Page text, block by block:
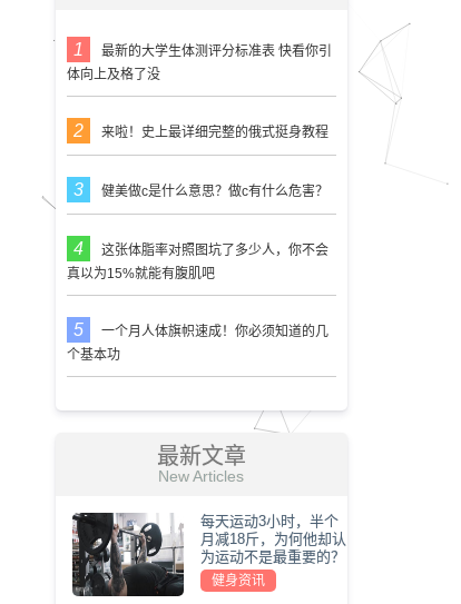
最新的大学生体测评分标准表 快看你引
体向上及格了没
来啦！史上最详细完整的俄式挺身教程
健美做c是什么意思？做c有什么危害？
这张体脂率对照图坑了多少人，你不会
真以为15%就能有腹肌吧
一个月人体旗帜速成！你必须知道的几
个基本功
最新文章
New Articles
每天运动3小时，半个
月减18斤，为何他却认
为运动不是最重要的？
健身资讯